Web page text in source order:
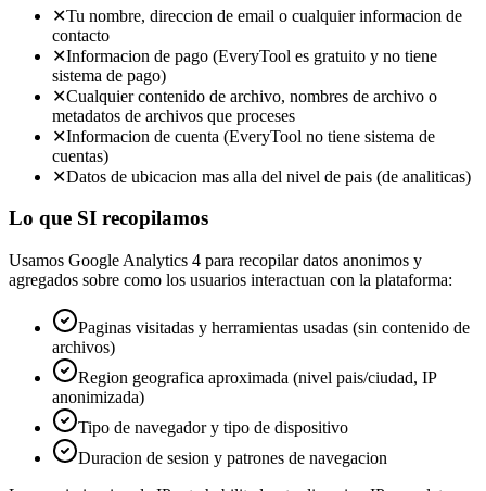
✕Tu nombre, direccion de email o cualquier informacion de
contacto
✕Informacion de pago (EveryTool es gratuito y no tiene
sistema de pago)
✕Cualquier contenido de archivo, nombres de archivo o
metadatos de archivos que proceses
✕Informacion de cuenta (EveryTool no tiene sistema de
cuentas)
✕Datos de ubicacion mas alla del nivel de pais (de analiticas)
Lo que SI recopilamos
Usamos Google Analytics 4 para recopilar datos anonimos y
agregados sobre como los usuarios interactuan con la plataforma:
Paginas visitadas y herramientas usadas (sin contenido de
archivos)
Region geografica aproximada (nivel pais/ciudad, IP
anonimizada)
Tipo de navegador y tipo de dispositivo
Duracion de sesion y patrones de navegacion